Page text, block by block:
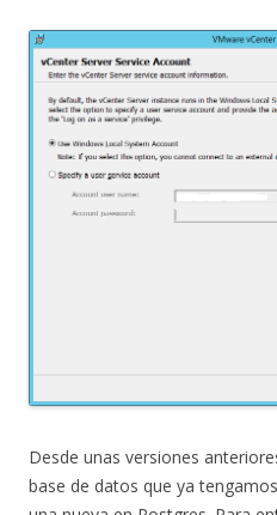
Desde unas versiones
base de datos que ya